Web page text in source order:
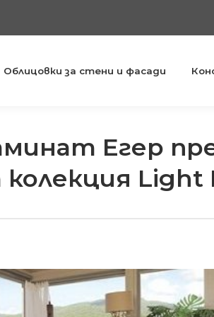
Облицовки за стени и фасади
Егер
Light